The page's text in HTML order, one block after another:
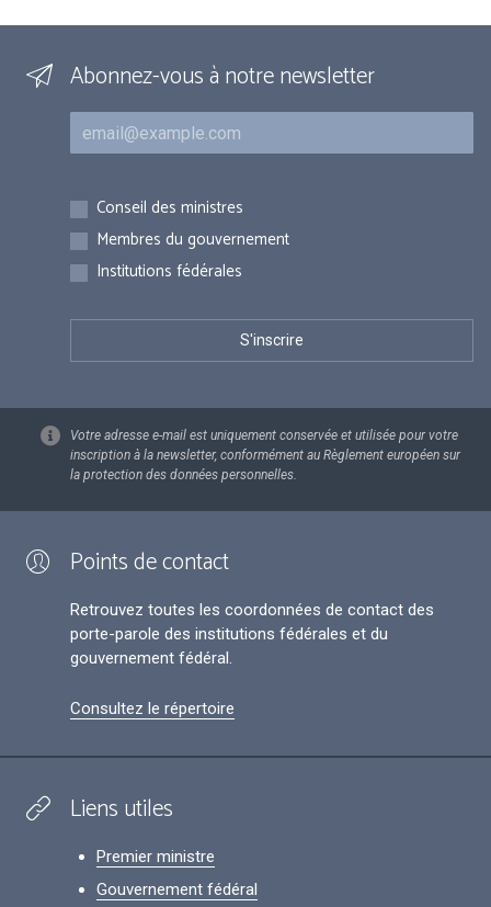
Abonnez-vous à notre newsletter
Courriel
Inscriptions
Conseil des ministres
Membres du gouvernement
Institutions fédérales
Votre adresse e-mail est uniquement conservée et utilisée pour votre
inscription à la newsletter, conformément au Règlement européen sur
la protection des données personnelles.
Points de contact
Retrouvez toutes les coordonnées de contact des
porte-parole des institutions fédérales et du
gouvernement fédéral.
Consultez le répertoire
Liens utiles
Premier ministre
Gouvernement fédéral